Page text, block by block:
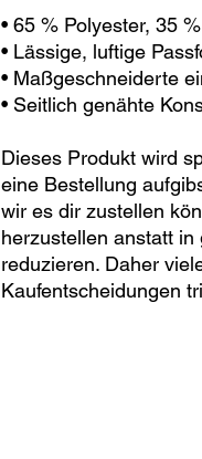
• 65 % Polyester, 35
• Lässige, luftige
• Maßgeschneiderte
• Seitlich genähte
Dieses Produkt wird
eine Bestellung
wir es dir zustellen
herzustellen anstatt
reduzieren. Daher
Kaufentscheidungen